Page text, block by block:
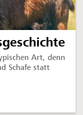
Art, denn
Schafe statt
Gleisgeschichte -